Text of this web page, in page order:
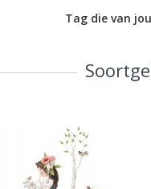
Tag die van